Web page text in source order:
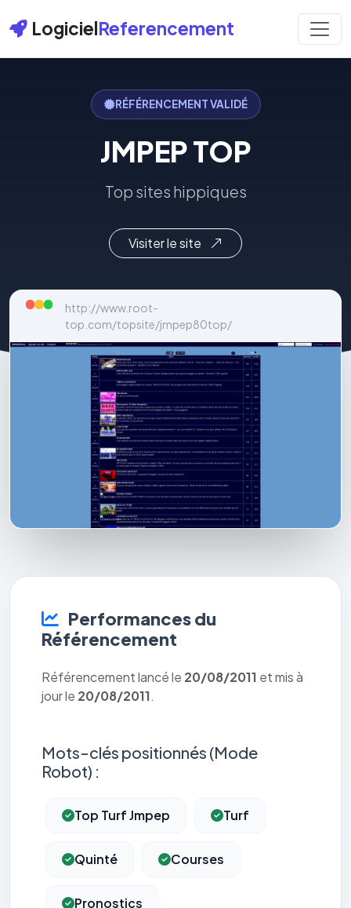
LogicielReferencement
RÉFÉRENCEMENT VALIDÉ
JMPEP TOP
Top sites hippiques
Visiter le site
http://www.root-
top.com/topsite/jmpep80top/
Performances du
Référencement
Référencement lancé le 20/08/2011 et mis à
jour le 20/08/2011.
Mots-clés positionnés (Mode
Robot) :
Top Turf Jmpep Turf
Quinté Courses
Pronostics